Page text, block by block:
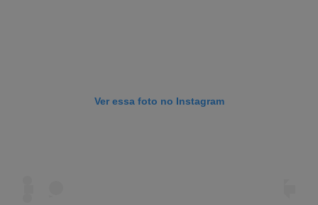
Ver essa foto no Instagram